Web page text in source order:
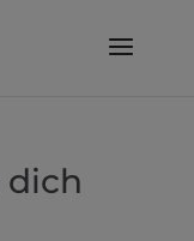
dich